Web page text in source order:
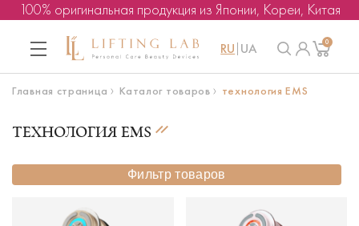
100% оригинальная продукция из Японии, Кореи, Китая
RU UA 0
Главная страница Каталог товаров технология EMS
ТЕХНОЛОГИЯ EMS
Фильтр товаров